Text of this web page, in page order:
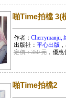
啪Time拍檔 3(
作者： Cherrymanju,
出版社： 平心出版
定價：350 元，優惠
啪Time拍檔2